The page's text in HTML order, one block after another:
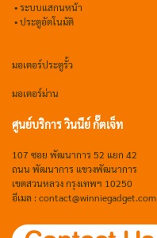
• ระบบแสกนหน้า
• ประตูอัตโนมัติ
มอเตอร์ประตูรั้ว
มอเตอร์ม่าน
ศูนย์บริการ วินนีย์ กั๊ตเจ็ท
107 ซอย พัฒนาการ 52 แยก 42
ถนน พัฒนาการ แขวงพัฒนาการ
เขตสวนหลวง กรุงเทพฯ 10250
อีเมล : contact@winniegadget.com